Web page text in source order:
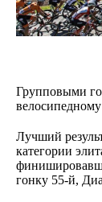
Групповыми
Лучший
категории
гонку 55-й,